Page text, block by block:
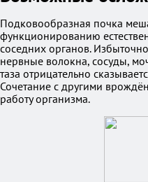
Подковообразная почка
функционированию
соседних органов.
нервные волокна, сосуды,
таза отрицательно
Сочетание с другими
работу организма.